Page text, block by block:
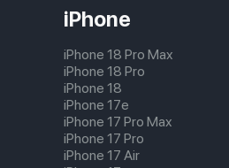
iPhone
iPhone 18 Pro Max
iPhone 18 Pro
iPhone 18
iPhone 17e
iPhone 17 Pro Max
iPhone 17 Pro
iPhone 17 Air